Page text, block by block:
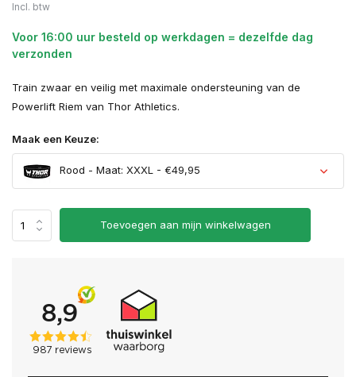
Incl. btw
Voor 16:00 uur besteld op werkdagen = dezelfde dag
verzonden
Train zwaar en veilig met maximale ondersteuning van de
Powerlift Riem van Thor Athletics.
Maak een Keuze:
Rood - Maat: XXXL - €49,95
Toevoegen aan mijn winkelwagen